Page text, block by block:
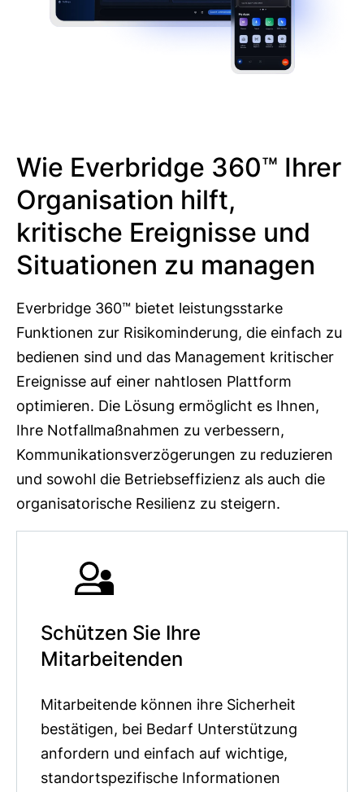
Wie Everbridge 360™ Ihrer
Organisation hilft,
kritische Ereignisse und
Situationen zu managen
Everbridge 360™ bietet leistungsstarke
Funktionen zur Risikominderung, die einfach zu
bedienen sind und das Management kritischer
Ereignisse auf einer nahtlosen Plattform
optimieren. Die Lösung ermöglicht es Ihnen,
Ihre Notfallmaßnahmen zu verbessern,
Kommunikationsverzögerungen zu reduzieren
und sowohl die Betriebseffizienz als auch die
organisatorische Resilienz zu steigern.
Schützen Sie Ihre
Mitarbeitenden
Mitarbeitende können ihre Sicherheit
bestätigen, bei Bedarf Unterstützung
anfordern und einfach auf wichtige,
standortspezifische Informationen